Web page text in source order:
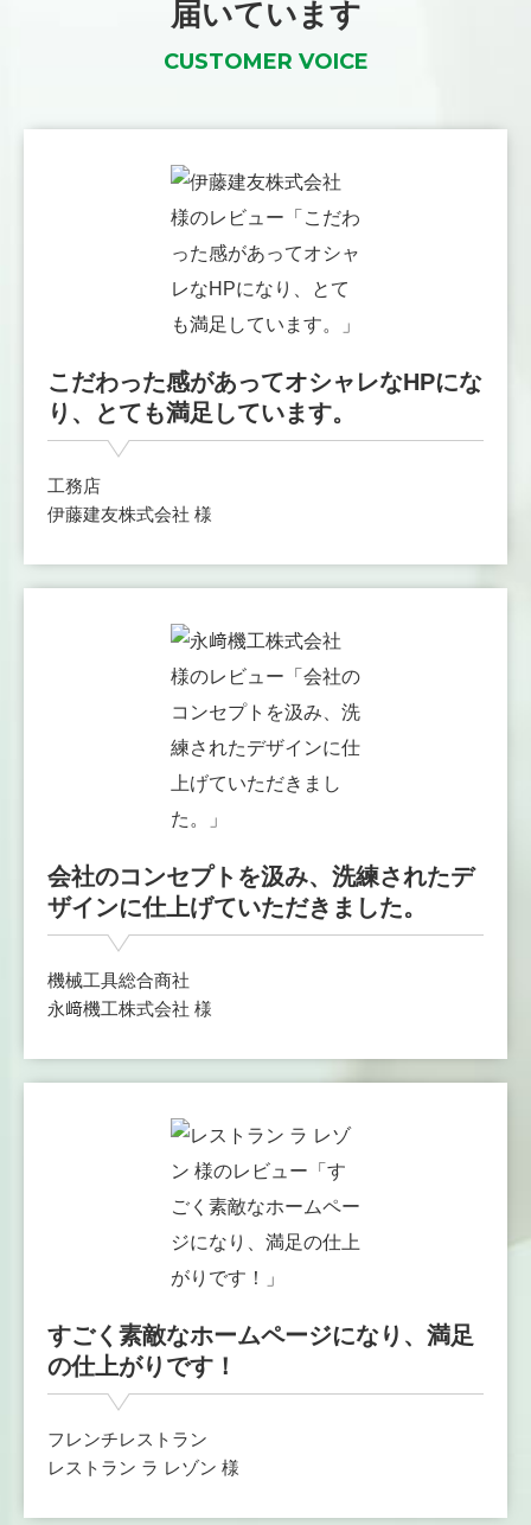
届いています
CUSTOMER VOICE
こだわった感があってオシャレなHPにな
り、とても満足しています。
工務店
伊藤建友株式会社 様
会社のコンセプトを汲み、洗練されたデ
ザインに仕上げていただきました。
機械工具総合商社
永﨑機工株式会社 様
すごく素敵なホームページになり、満足
の仕上がりです！
フレンチレストラン
レストラン ラ レゾン 様